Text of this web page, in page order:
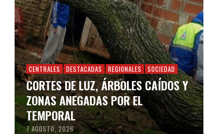
CENTRALES DESTACADAS REGIONALES SOCIEDAD
CORTES DE LUZ, ÁRBOLES CAÍDOS Y
ZONAS ANEGADAS POR EL
TEMPORAL
7 AGOSTO, 2026